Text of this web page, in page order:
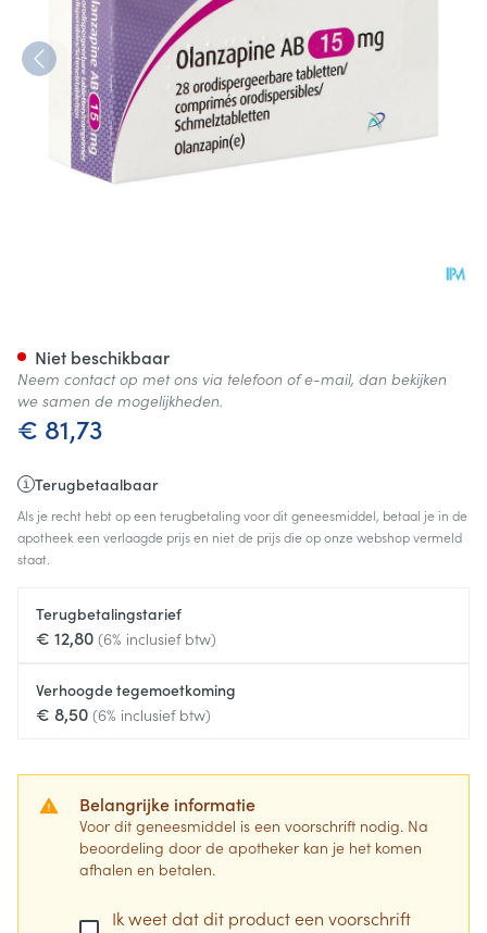
€ 81,73
Terugbetaalbaar
Als je recht hebt op een terugbetaling voor dit geneesmiddel, betaal je in de
apotheek een verlaagde prijs en niet de prijs die op onze webshop vermeld
staat.
Terugbetalingstarief
€ 12,80 (6% inclusief btw)
Verhoogde tegemoetkoming
€ 8,50 (6% inclusief btw)
Belangrijke informatie
Voor dit geneesmiddel is een voorschrift nodig. Na
beoordeling door de apotheker kan je het komen
afhalen en betalen.
Ik weet dat dit product een voorschrift
Niet beschikbaar
Neem contact op met ons via telefoon of e-mail, dan bekijken
we samen de mogelijkheden.